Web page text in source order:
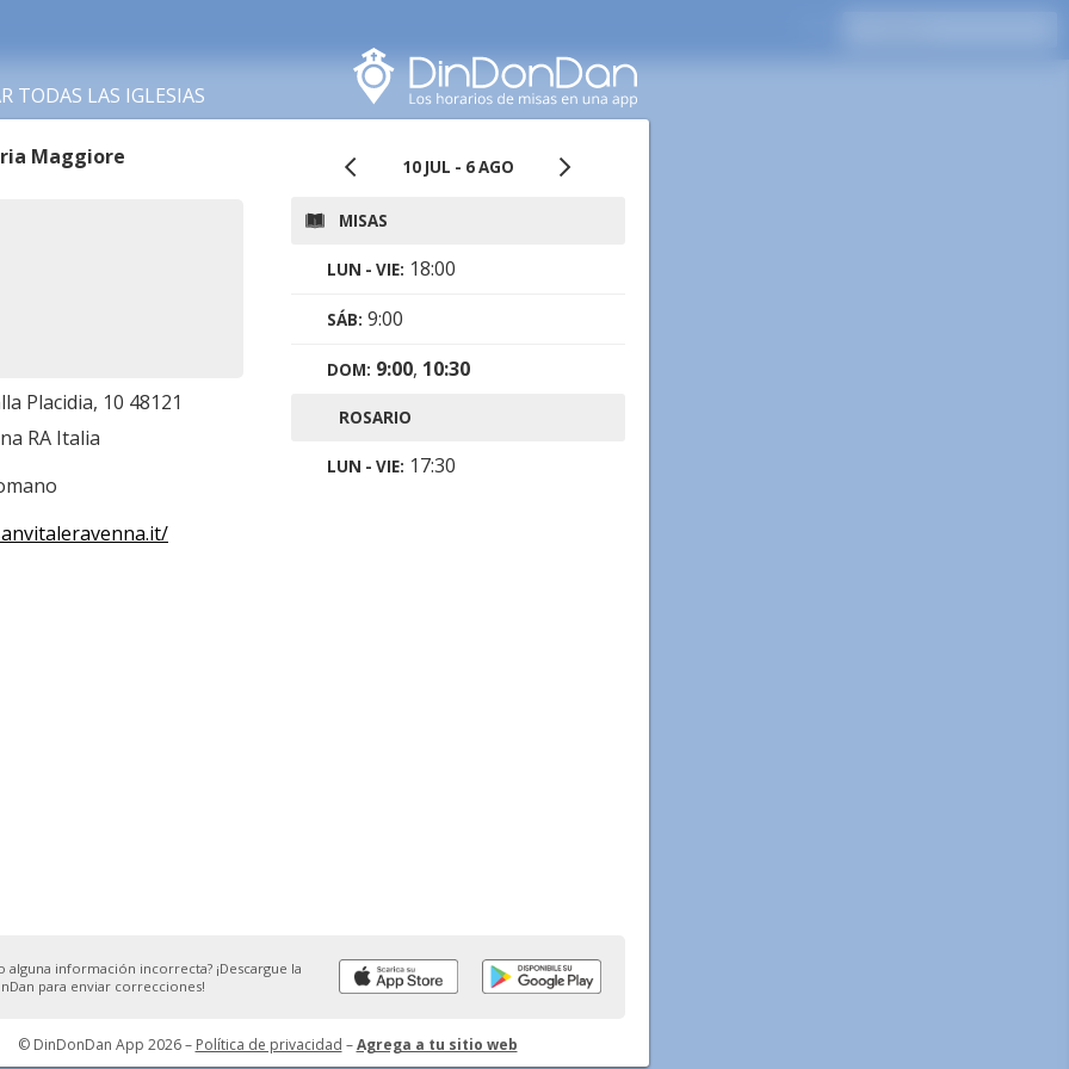
TODAS LAS IGLESIAS
Maggiore
Placidia, 10 48121
RA Italia
10 JUL - 6 AGO
MISAS
LUN - VIE: 18:00
SÁB: 9:00
DOM: 9:00, 10:30
ROSARIO
LUN - VIE: 17:30
alguna información incorrecta? ¡Descargue la
para enviar correcciones!
© DinDonDan App 2026– Política de privacidad – Agrega a tu sitio web